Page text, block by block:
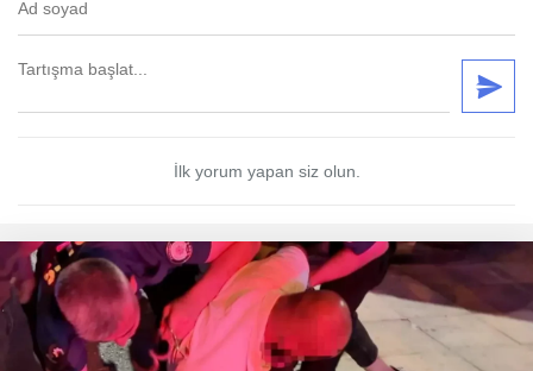
İlk yorum yapan siz olun.